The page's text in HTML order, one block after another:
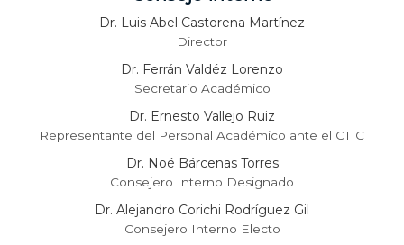
Dr. Luis Abel Castorena Martínez
Director
Dr. Ferrán Valdéz Lorenzo
Secretario Académico
Dr. Ernesto Vallejo Ruiz
Representante del Personal Académico ante el CTIC
Dr. Noé Bárcenas Torres
Consejero Interno Designado
Dr. Alejandro Corichi Rodríguez Gil
Consejero Interno Electo